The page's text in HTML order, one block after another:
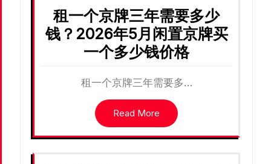
租一个京牌三年需要多少
钱？2026年5月闲置京牌买
一个多少钱价格
租一个京牌三年需要多…
Read More